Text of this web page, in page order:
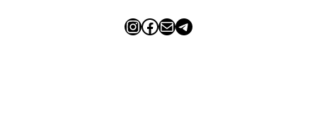
InstagramFacebook Email Telegram